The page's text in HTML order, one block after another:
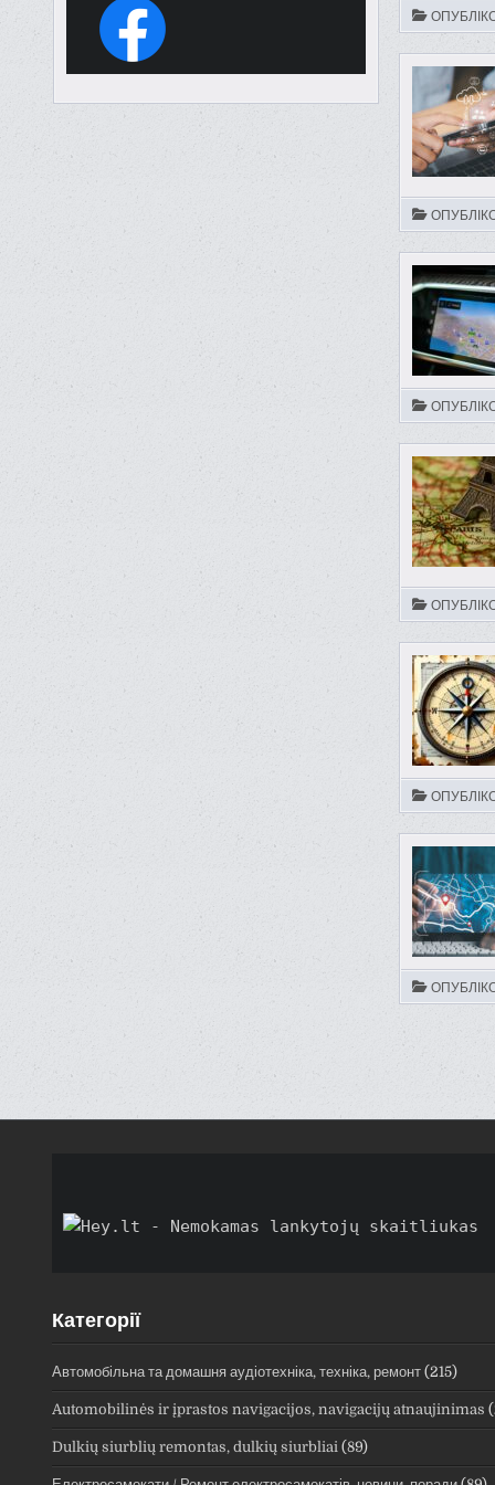
Категорії
Автомобільна та домашня аудіотехніка, техніка, ремонт (215)
Automobilinės ir įprastos navigacijos, navigacijų atnaujinimas
Dulkių siurblių remontas, dulkių siurbliai (89)